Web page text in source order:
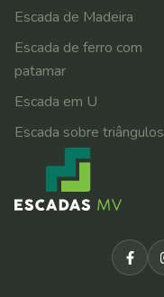
Escada de Madeira
Escada de ferro com
patamar
Escada em U
Escada sobre triângulos